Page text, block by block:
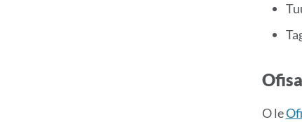
O le